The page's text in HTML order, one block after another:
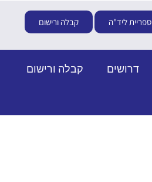
ספריית ליד"ה קבלה ורישום
דרושים
קבלה ורישום